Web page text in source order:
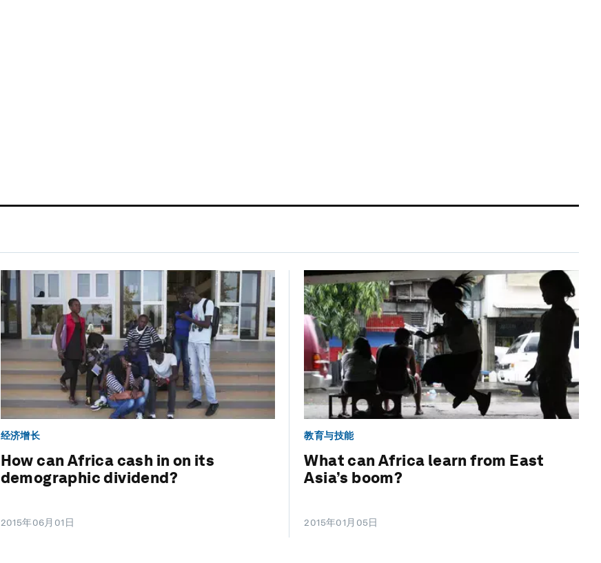
经济增长
How can Africa cash in on its
demographic dividend?
2015年06月01日
教育与技能
What can Africa learn from East
Asia’s boom?
2015年01月05日